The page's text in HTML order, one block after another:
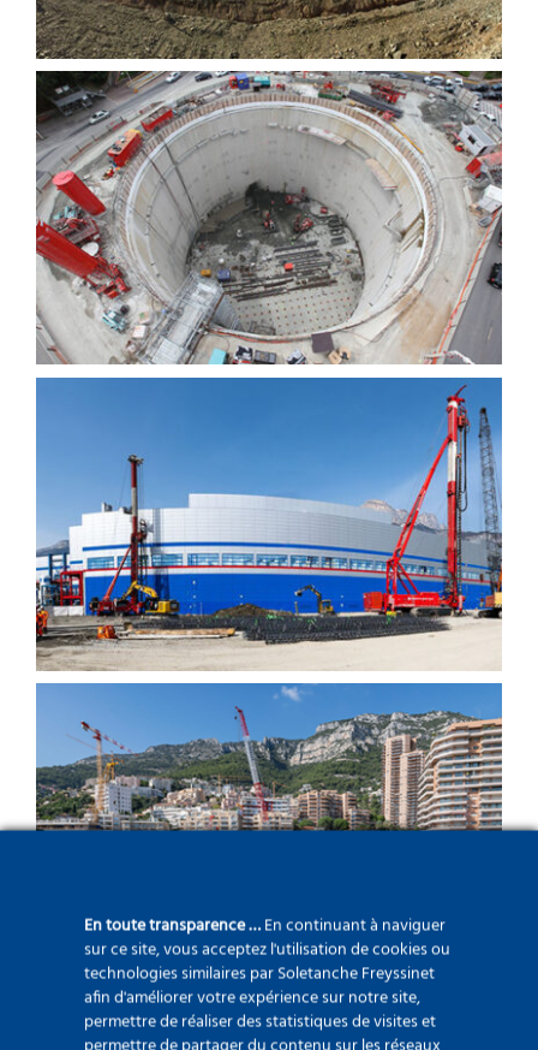
Eau et assainissement
Bâtiments industriels
Bâtiments commerciaux et
En toute transparence …En continuant à naviguer
sur ce site, vous acceptez l'utilisation de cookies ou
technologies similaires par Soletanche Freyssinet
afin d'améliorer votre expérience sur notre site,
permettre de réaliser des statistiques de visites et